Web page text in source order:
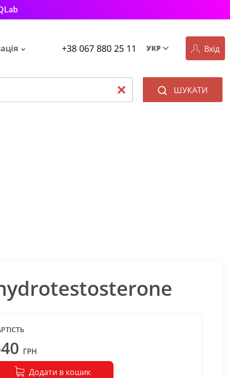
+38 067 880 25 11
УКР
Вхід
ШУКАТИ
ГРН
Додати в кошик